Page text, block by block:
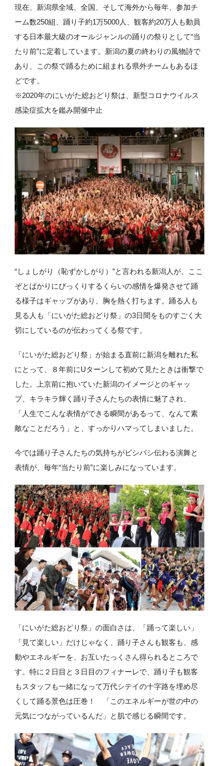
現在、新潟県全域、全国、そして海外から毎年、参加チ
ーム数250組、踊り子約1万5000人、観客約20万人も動員
する日本最大級のオールジャンルの踊りの祭りとして“当
たり前”に定着しています。新潟の夏の終わりの風物詩で
あり、この祭で踊るために組まれる県外チームもあるほ
どです。
※2020年のにいがた総おどり祭は、新型コロナウイルス
感染症拡大を鑑み開催中止
“しょしがり（恥ずかしがり）”と言われる新潟人が、ここ
ぞとばかりにびっくりするくらいの感情を爆発させて踊
る様子はギャップがあり、胸を熱く打ちます。踊る人も
見る人も「にいがた総おどり祭」の3日間をものすごく大
切にしているのが伝わってくる祭です。
「にいがた総おどり祭」が始まる直前に新潟を離れた私
にとって、８年前にUターンして初めて見たときは衝撃で
した。上京前に抱いていた新潟のイメージとのギャッ
プ、キラキラ輝く踊り子さんたちの表情に魅了され、
「人生でこんな表情ができる瞬間があるって、なんて素
敵なことだろう」と、すっかりハマってしまいました。
今では踊り子さんたちの気持ちがビシバシ伝わる演舞と
表情が、毎年“当たり前”に楽しみになっています。
「にいがた総おどり祭」の面白さは、「踊って楽しい」
「見て楽しい」だけじゃなく、踊り子さんも観客も、感
動やエネルギーを、お互いたっくさん得られるところで
す。特に２日目と３日目のフィナーレで、踊り子も観客
もスタッフも一緒になって万代シテイの十字路を埋め尽
くして踊る景色は圧巻！ 「このエネルギーが世の中の
元気につながっているんだ」と肌で感じる瞬間です。